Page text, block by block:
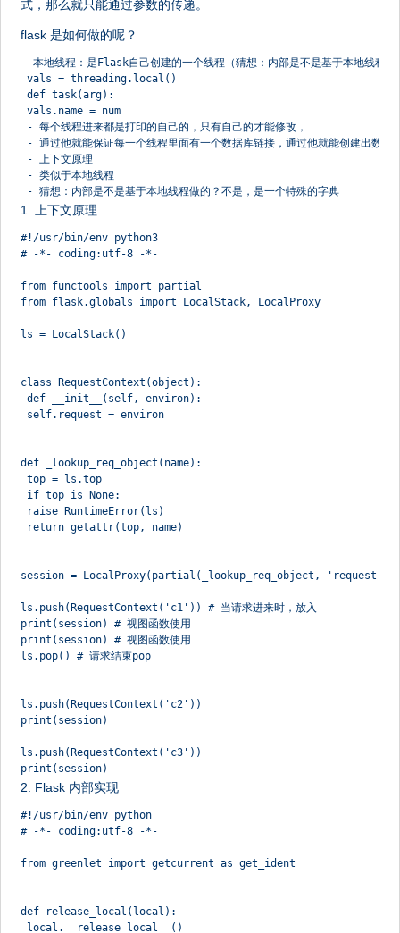
式，那么就只能通过参数的传递。
flask 是如何做的呢？
- 本地线程：是Flask自己创建的一个线程（猜想：内部是不是基于本地线程做
vals = threading.local()
def task(arg):
vals.name = num
- 每个线程进来都是打印的自己的，只有自己的才能修改，
- 通过他就能保证每一个线程里面有一个数据库链接，通过他就能创建出数据
- 上下文原理
- 类似于本地线程
- 猜想：内部是不是基于本地线程做的？不是，是一个特殊的字典
1. 上下文原理
#!/usr/bin/env python3
# -*- coding:utf-8 -*-
from functools import partial
from flask.globals import LocalStack, LocalProxy
ls = LocalStack()
class RequestContext(object):
def __init__(self, environ):
self.request = environ
def _lookup_req_object(name):
top = ls.top
if top is None:
raise RuntimeError(ls)
return getattr(top, name)
session = LocalProxy(partial(_lookup_req_object, 'request'))
ls.push(RequestContext('c1')) # 当请求进来时，放入
print(session) # 视图函数使用
print(session) # 视图函数使用
ls.pop() # 请求结束pop
ls.push(RequestContext('c2'))
print(session)
ls.push(RequestContext('c3'))
print(session)
2. Flask 内部实现
#!/usr/bin/env python
# -*- coding:utf-8 -*-
from greenlet import getcurrent as get_ident
def release_local(local):
local.__release_local__()